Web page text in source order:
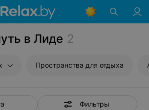
в Лиде 2
Пространства для отдыха
Фильтры